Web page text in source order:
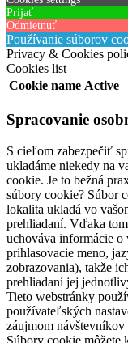
Prijať
Odmietnuť
Používanie súborov
Privacy & Cookies
Cookies list
Cookie name Active
Spracovanie
S cieľom zabezpečiť
ukladáme niekedy na
cookie. Je to bežná
súbory cookie? Súbor
lokalita ukladá vo
prehliadaní. Vďaka
uchováva informácie o
prihlasovacie meno,
zobrazovania), takže
prehliadaní jej
Tieto webstránky
používateľských
záujmom
Súbory cookie